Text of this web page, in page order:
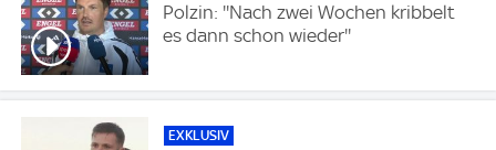
Polzin: ''Nach zwei Wochen kribbelt
es dann schon wieder''
EXKLUSIV